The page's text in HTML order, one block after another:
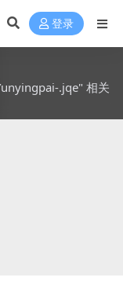
登录
.jqe" 相关